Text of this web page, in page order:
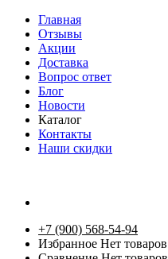
Главная
Отзывы
Акции
Доставка
Вопрос ответ
Блог
Новости
Каталог
Контакты
Наши скидки
+7 (900) 568-54-94
Избранное Нет товаров